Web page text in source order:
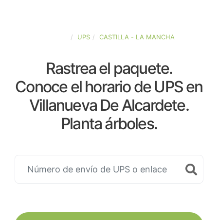
UPS CASTILLA - LA MANCHA
Rastrea el paquete.
Conoce el horario de UPS en
Villanueva De Alcardete.
Planta árboles.